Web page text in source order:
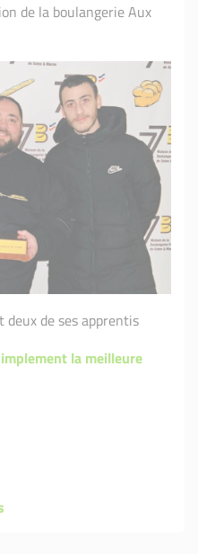
de la boulangerie Aux
de ses apprentis
la meilleure